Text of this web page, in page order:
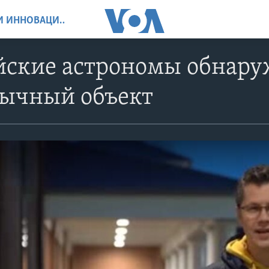
НАУКА, ТЕХНОЛОГИИ И ИННОВАЦИИ
астрономы
объект